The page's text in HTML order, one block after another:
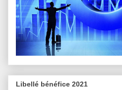
Libellé bénéfice 2021